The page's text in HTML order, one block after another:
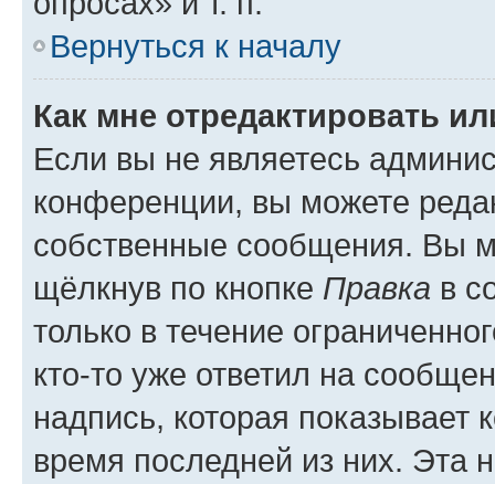
Вернуться к началу
Как мне отредактировать
Если вы не являетесь
конференции, вы можете
собственные сообщения. Вы
щёлкнув по кнопке Правка в
только в течение
кто-то уже ответил на
надпись, которая показывает
время последней из них. Эта